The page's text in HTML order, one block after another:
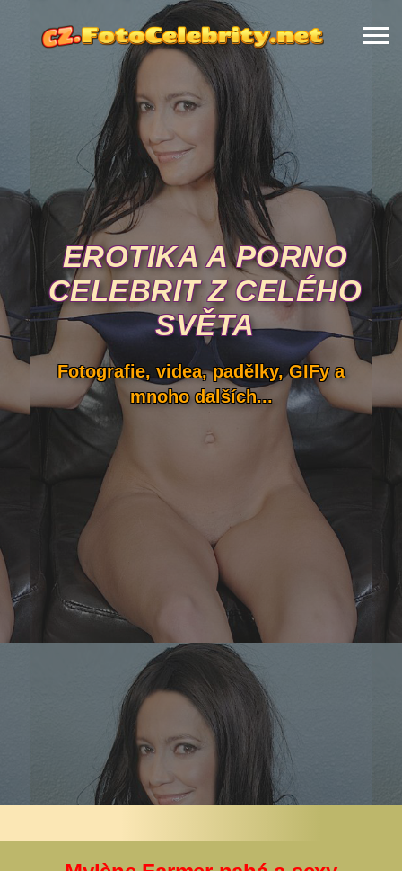
EROTIKA A PORNO
CELEBRIT Z CELÉHO
SVĚTA
Fotografie, videa, padělky, GIFy a
mnoho dalších...